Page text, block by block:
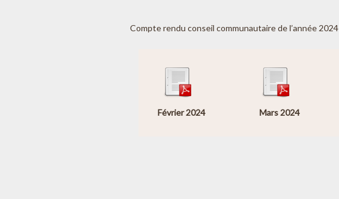
Compte rendu conseil communautaire de l’année 2024
Février 2024 Mars 2024